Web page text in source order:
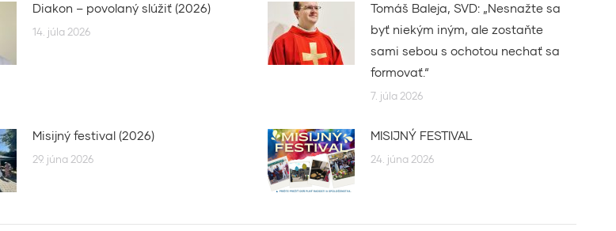
Diakon – povolaný slúžiť (2026)
14. júla 2026
Tomáš Baleja, SVD: „Nesnažte sa
byť niekým iným, ale zostaňte
sami sebou s ochotou nechať sa
formovať.“
7. júla 2026
Misijný festival (2026)
29. júna 2026
MISIJNÝ FESTIVAL
24. júna 2026